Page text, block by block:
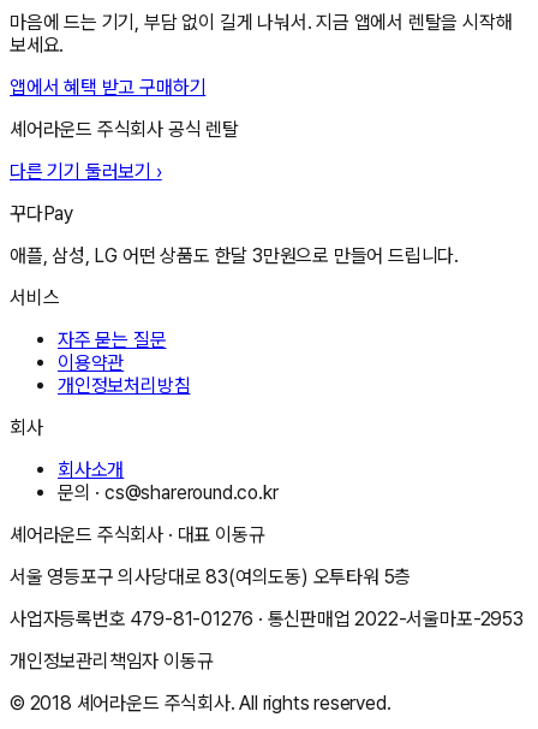
마음에 드는 기기, 부담 없이 길게 나눠서. 지금 앱에서 렌탈을 시작해
보세요.
앱에서 혜택 받고 구매하기
셰어라운드 주식회사 공식 렌탈
다른 기기 둘러보기 ›
꾸다Pay
애플, 삼성, LG 어떤 상품도 한달 3만원으로 만들어 드립니다.
서비스
자주 묻는 질문
이용약관
개인정보처리방침
회사
회사소개
문의 ·cs@shareround.co.kr
셰어라운드 주식회사 · 대표 이동규
서울 영등포구 의사당대로 83(여의도동) 오투타워 5층
사업자등록번호 479-81-01276 · 통신판매업2022-서울마포-2953
개인정보관리책임자 이동규
© 2018 셰어라운드 주식회사. All rights reserved.